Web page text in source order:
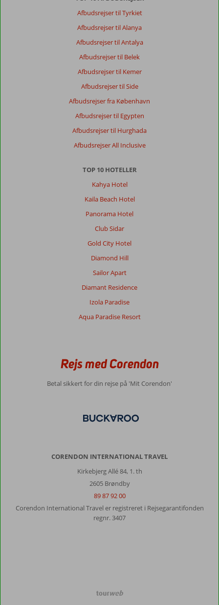
Afbudsrejser til Tyrkiet
Afbudsrejser til Alanya
Afbudsrejser til Antalya
Afbudsrejser til Belek
Afbudsrejser til Kemer
Afbudsrejser til Side
Afbudsrejser fra København
Afbudsrejser til Egypten
Afbudsrejser til Hurghada
Afbudsrejser All Inclusive
TOP 10 HOTELLER
Kahya Hotel
Kaila Beach Hotel
Panorama Hotel
Club Sidar
Gold City Hotel
Diamond Hill
Sailor Apart
Diamant Residence
Izola Paradise
Aqua Paradise Resort
Rejs med Corendon
Betal sikkert for din rejse på 'Mit Corendon'
CORENDON INTERNATIONAL TRAVEL
Kirkebjerg Allé 84, 1. th
2605 Brøndby
89 87 92 00
Corendon International Travel er registreret i Rejsegarantifonden
regnr. 3407
TourWeb